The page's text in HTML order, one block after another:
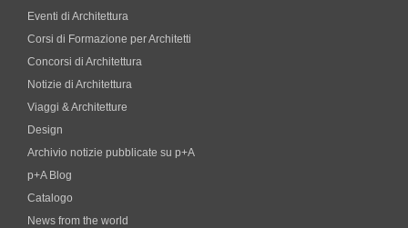
Eventi di Architettura
Corsi di Formazione per Architetti
Concorsi di Architettura
Notizie di Architettura
Viaggi & Architetture
Design
Archivio notizie pubblicate su p+A
p+A Blog
Catalogo
News from the world